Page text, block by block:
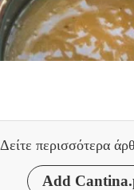
Δείτε περισσότερα
Add